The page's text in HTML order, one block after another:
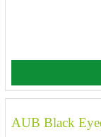
AUB Black